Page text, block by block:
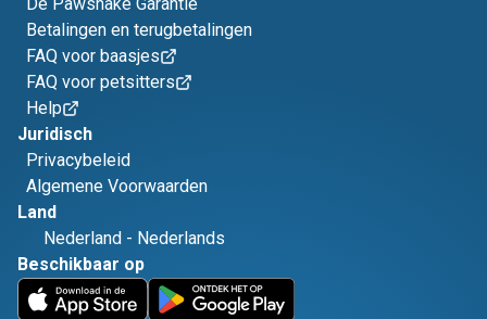
Betalingen en terugbetalingen
FAQ voor baasjes
FAQ voor petsitters
Help
Juridisch
Privacybeleid
Algemene Voorwaarden
Land
Nederland - Nederlands
Beschikbaar op